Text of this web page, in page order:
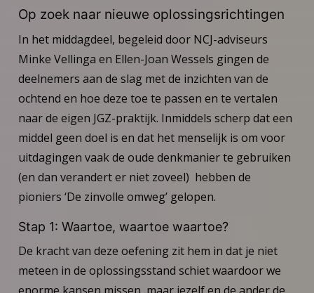
Op zoek naar nieuwe oplossingsrichtingen
In het middagdeel, begeleid door NCJ-adviseurs
Minke Vellinga en Ellen-Joan Wessels gingen de
deelnemers aan de slag met de inzichten van de
ochtend en hoe deze toe te passen en te vertalen
naar de eigen JGZ-praktijk. Inmiddels scherp dat een
middel geen doel is en dat het menselijk is om voor
uitdagingen vaak de oude denkmanier te gebruiken
(en dan verandert er niet zoveel) hebben de
pioniers ‘De zinvolle omweg’ gelopen.
Stap 1: Waartoe, waartoe waartoe?
De kracht van deze oefening zit hem in dat je niet
meteen in de oplossingsstand schiet waardoor we